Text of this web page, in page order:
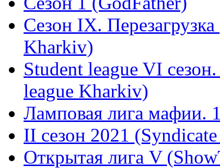
Сезон IX.
Kharkiv)
Student league VI
league Kharkiv)
Ламповая лига мафии.
II сезон 2021
Открытая лига V